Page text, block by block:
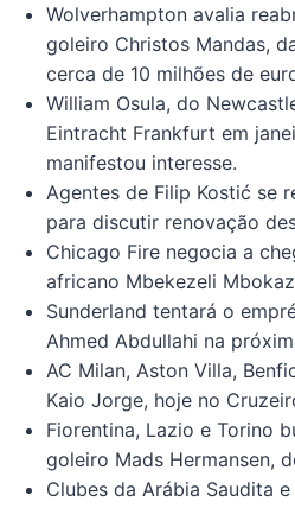
Wolverhampton avalia
goleiro Christos Mandas,
cerca de 10 milhões de
William Osula, do
Eintracht Frankfurt em
manifestou interesse.
Agentes de Filip Kostić se
para discutir renovação
Chicago Fire negocia a
africano Mbekezeli
Sunderland tentará o
Ahmed Abdullahi na
AC Milan, Aston Villa,
Kaio Jorge, hoje no
Fiorentina, Lazio e Torino
goleiro Mads Hermansen,
Clubes da Arábia Saudita